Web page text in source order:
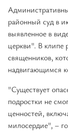
районный суд в
выявленное в
церкви". В клипе
священников,
надвигающимся
"Существует
подростки не
ценностей,
милосердие", –